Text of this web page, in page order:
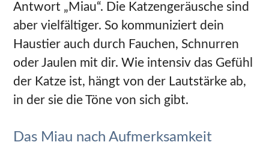
Antwort „Miau“. Die Katzengeräusche sind
aber vielfältiger. So kommuniziert dein
Haustier auch durch Fauchen, Schnurren
oder Jaulen mit dir. Wie intensiv das Gefühl
der Katze ist, hängt von der Lautstärke ab,
in der sie die Töne von sich gibt.
Das Miau nach Aufmerksamkeit